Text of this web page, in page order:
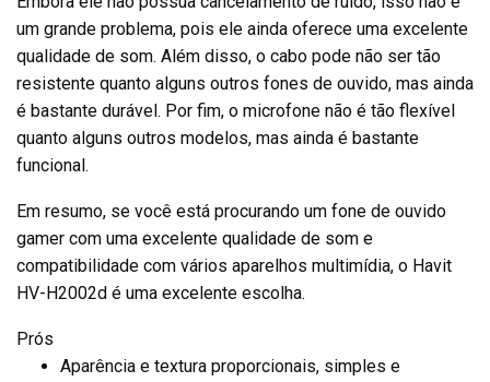
um grande problema, pois ele ainda oferece uma excelente
qualidade de som. Além disso, o cabo pode não ser tão
resistente quanto alguns outros fones de ouvido, mas ainda
é bastante durável. Por fim, o microfone não é tão flexível
quanto alguns outros modelos, mas ainda é bastante
funcional.
Em resumo, se você está procurando um fone de ouvido
gamer com uma excelente qualidade de som e
compatibilidade com vários aparelhos multimídia, o Havit
HV-H2002d é uma excelente escolha.
Prós
Aparência e textura proporcionais, simples e